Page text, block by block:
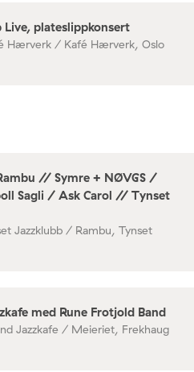
Live, plateslippkonsert
Hærverk / Kafé Hærverk, Oslo
// Symre + NØVGS /
Sagli / Ask Carol // Tynset
Jazzklubb / Rambu, Tynset
med Rune Frotjold Band
Jazzkafe / Meieriet, Frekhaug